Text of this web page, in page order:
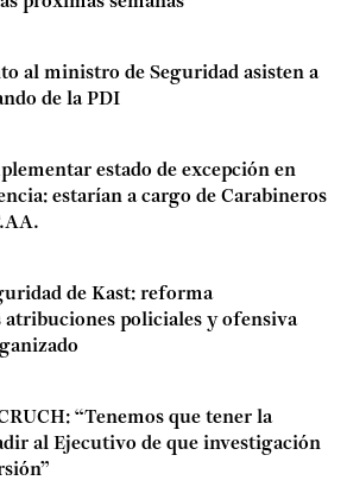
al ministro de Seguridad asisten a
de la PDI
estado de excepción en
estarían a cargo de Carabineros
de Kast: reforma
policiales y ofensiva
“Tenemos que tener la
al Ejecutivo de que investigación